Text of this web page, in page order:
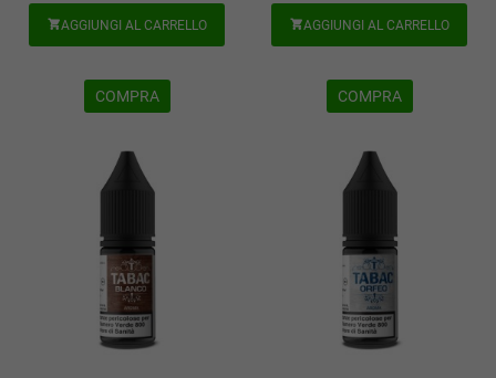
AGGIUNGI AL CARRELLO
COMPRA
AGGIUNGI AL CARRELLO
COMPRA